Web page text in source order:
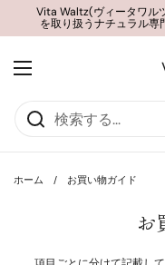
コンテンツへスキップ
Vita Waltz(ヴィータワル
を取り扱うナチュラル専
メニューを開く
ホーム / お買い物ガイド
お